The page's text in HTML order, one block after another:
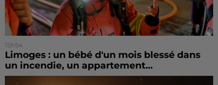
15h54
Limoges : un bébé d'un mois blessé dans
un incendie, un appartement...